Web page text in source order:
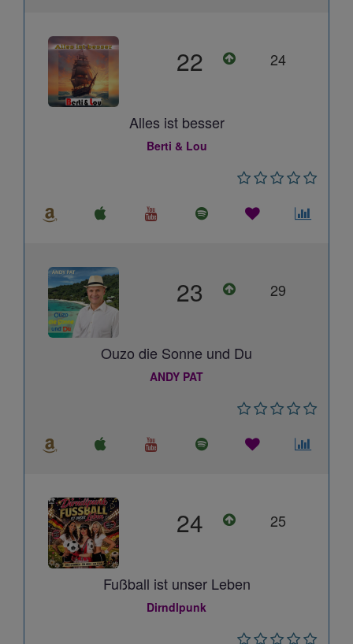
22 24
Alles ist besser
Berti & Lou
23 29
Ouzo die Sonne und Du
ANDY PAT
24 25
Fußball ist unser Leben
Dirndlpunk